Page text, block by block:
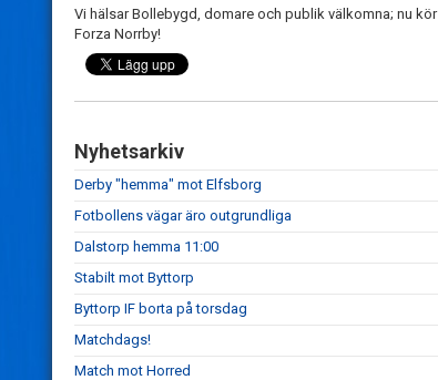
Vi hälsar Bollebygd, domare och publik välkomna; nu kör
Forza Norrby!
Nyhetsarkiv
Derby "hemma" mot Elfsborg
Fotbollens vägar äro outgrundliga
Dalstorp hemma 11:00
Stabilt mot Byttorp
Byttorp IF borta på torsdag
Matchdags!
Match mot Horred